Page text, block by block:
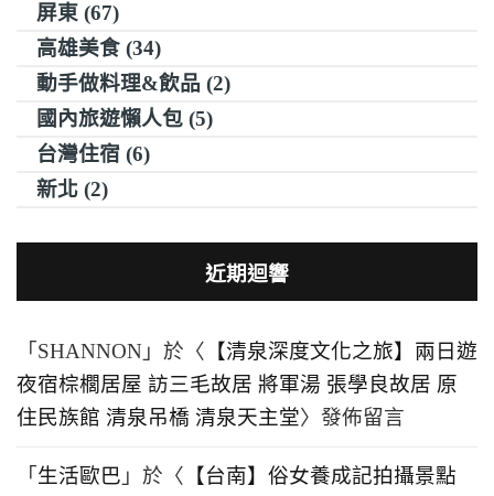
屏東 (67)
高雄美食 (34)
動手做料理&飲品 (2)
國內旅遊懶人包 (5)
台灣住宿 (6)
新北 (2)
近期迴響
「 SHANNON 」於〈 【清泉深度文化之旅】兩日遊
夜宿棕櫚居屋 訪三毛故居 將軍湯 張學良故居 原
住民族館 清泉吊橋 清泉天主堂〉發佈留言
「 生活歐巴 」於〈 【台南】俗女養成記拍攝景點